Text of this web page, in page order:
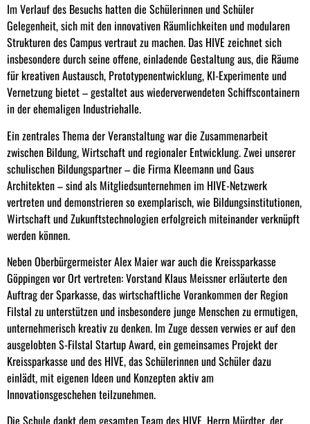
Im Verlauf des Besuchs hatten die Schülerinnen und Schüler
Gelegenheit, sich mit den innovativen Räumlichkeiten und modularen
Strukturen des Campus vertraut zu machen. Das HIVE zeichnet sich
insbesondere durch seine offene, einladende Gestaltung aus, die Räume
für kreativen Austausch, Prototypenentwicklung, KI-Experimente und
Vernetzung bietet – gestaltet aus wiederverwendeten Schiffscontainern
in der ehemaligen Industriehalle.
Ein zentrales Thema der Veranstaltung war die Zusammenarbeit
zwischen Bildung, Wirtschaft und regionaler Entwicklung. Zwei unserer
schulischen Bildungspartner – die Firma Kleemann und Gaus
Architekten – sind als Mitgliedsunternehmen im HIVE-Netzwerk
vertreten und demonstrieren so exemplarisch, wie Bildungsinstitutionen,
Wirtschaft und Zukunftstechnologien erfolgreich miteinander verknüpft
werden können.
Neben Oberbürgermeister Alex Maier war auch die Kreissparkasse
Göppingen vor Ort vertreten: Vorstand Klaus Meissner erläuterte den
Auftrag der Sparkasse, das wirtschaftliche Vorankommen der Region
Filstal zu unterstützen und insbesondere junge Menschen zu ermutigen,
unternehmerisch kreativ zu denken. Im Zuge dessen verwies er auf den
ausgelobten S-Filstal Startup Award, ein gemeinsames Projekt der
Kreissparkasse und des HIVE, das Schülerinnen und Schüler dazu
einlädt, mit eigenen Ideen und Konzepten aktiv am
Innovationsgeschehen teilzunehmen.